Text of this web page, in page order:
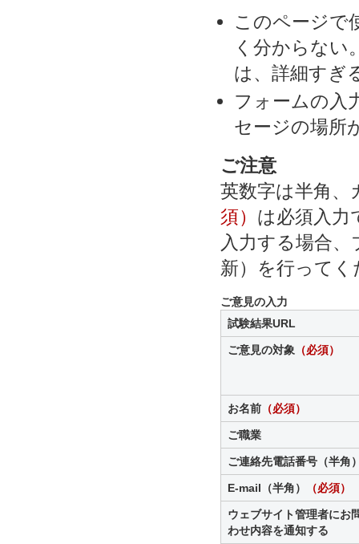
このページで
く分からない
は、詳細すぎ
フォームの入
セージの場所
ご注意
英数字は半角
須） は必須入力
入力する場合
新）を行ってく
ご意見の入力
試験結果URL
ご意見の対象 （必須）
お名前 （必須）
ご職業
ご連絡先電話番号（半角
E-mail（半角） （必須）
ウェブサイト管理者にお
わせ内容を通知する